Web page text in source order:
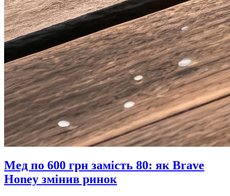
Мед по 600 грн замість 80: як Brave
Honey змінив ринок